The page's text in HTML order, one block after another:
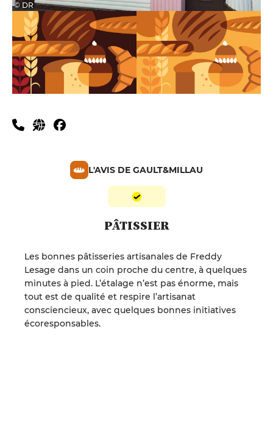
© DR
L'AVIS DE GAULT&MILLAU
PÂTISSIER
Les bonnes pâtisseries artisanales de Freddy
Lesage dans un coin proche du centre, à quelques
minutes à pied. L’étalage n’est pas énorme, mais
tout est de qualité et respire l’artisanat
consciencieux, avec quelques bonnes initiatives
écoresponsables.